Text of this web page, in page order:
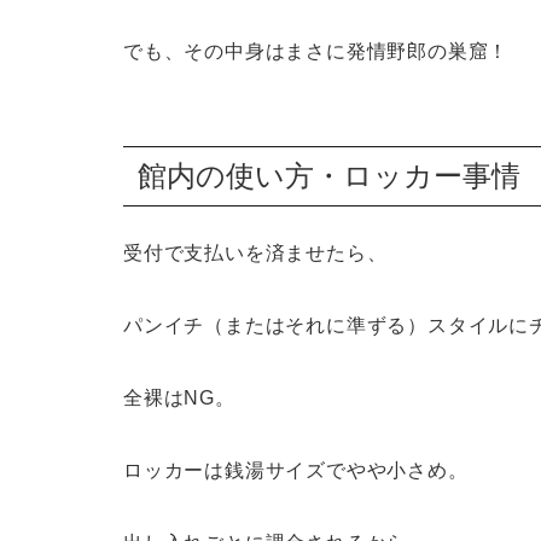
でも、その中身はまさに発情野郎の巣窟 ！
館内の使い方・ロッカー事情
受付で支払いを済ませたら、
パンイチ（またはそれに準ずる）スタイルに
全裸はNG。
ロッカーは銭湯サイズでやや小さめ。